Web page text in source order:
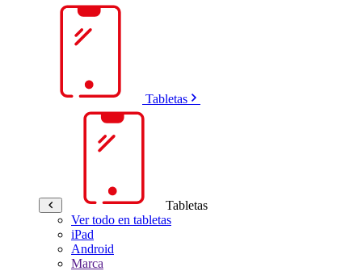
Tabletas
Tabletas
Ver todo en tabletas
iPad
Android
Marca